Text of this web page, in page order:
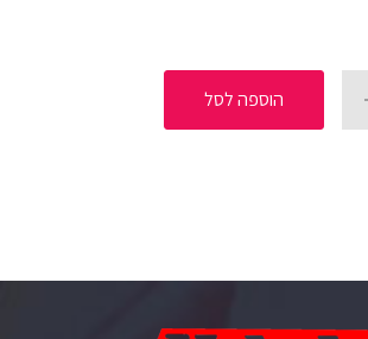
הוספה לסל